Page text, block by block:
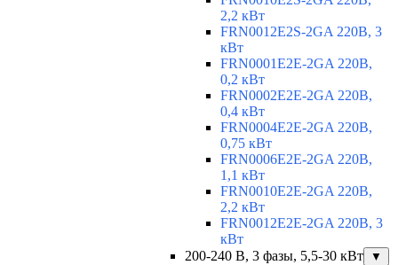
2,2 кВт
FRN0012E2S-2GA 220В, 3
кВт
FRN0001E2E-2GA 220В,
0,2 кВт
FRN0002E2E-2GA 220В,
0,4 кВт
FRN0004E2E-2GA 220В,
0,75 кВт
FRN0006E2E-2GA 220В,
1,1 кВт
FRN0010E2E-2GA 220В,
2,2 кВт
FRN0012E2E-2GA 220В, 3
кВт
200-240 В, 3 фазы, 5,5-30 кВт
▼